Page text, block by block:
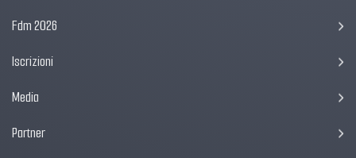
Fdm 2026
Iscrizioni
Media
Partner